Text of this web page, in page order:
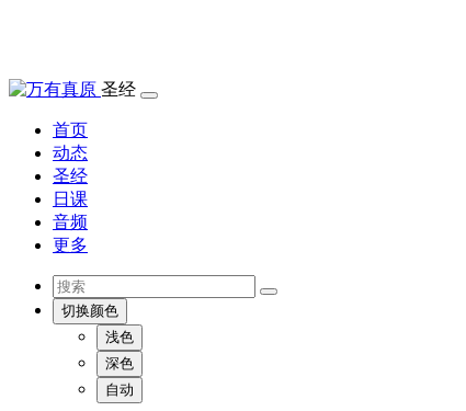
圣经
首页
动态
圣经
日课
音频
更多
切换颜色
浅色
深色
自动